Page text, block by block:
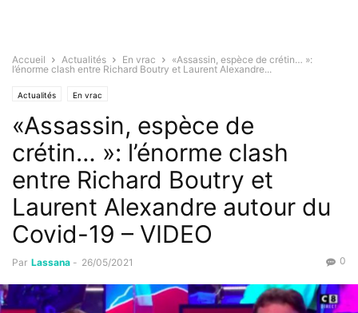
Accueil Actualités En vrac
«Assassin, espèce de crétin… »:
l’énorme clash entre Richard Boutry et Laurent Alexandre...
Actualités En vrac
«Assassin, espèce de
crétin… »: l’énorme clash
entre Richard Boutry et
Laurent Alexandre autour du
Covid-19 – VIDEO
Par Lassana - 26/05/2021 0